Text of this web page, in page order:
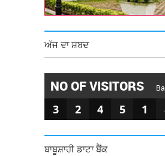
ਅੱਜ ਦਾ ਸ਼ਬਦ
NO OF VISITORS
3 2 4 5 1
ਬਾਬੂਸ਼ਾਹੀ ਡਾਟਾ ਬੈਂਕ